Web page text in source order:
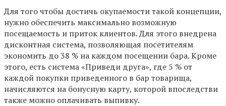
Для того чтобы достичь окупаемости такой концепции,
нужно обеспечить максимально возможную
посещаемость и приток клиентов. Для этого внедрена
дисконтная система, позволяющая посетителям
экономить до 38 % на каждом посещении бара. Кроме
этого, есть система «Приведи друга», где 5 % от
каждой покупки приведенного в бар товарища,
начисляются на бонусную карту, которой впоследстви
также можно оплачивать выпивку.